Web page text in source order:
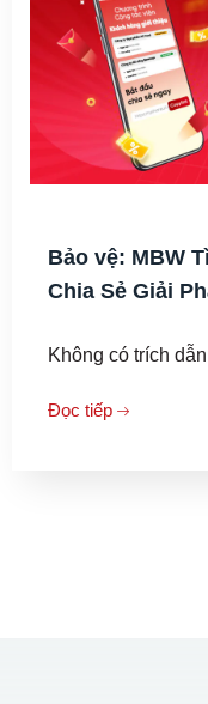
Bảo vệ: MBW
Chia Sẻ Giải
Không có trích
Đọc tiếp